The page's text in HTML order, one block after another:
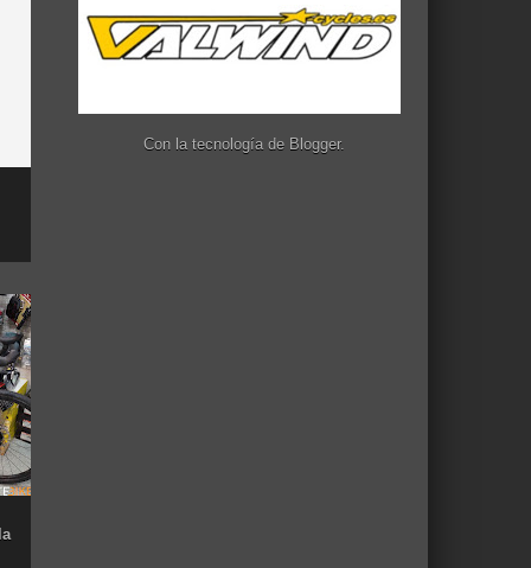
Con la tecnología de Blogger.